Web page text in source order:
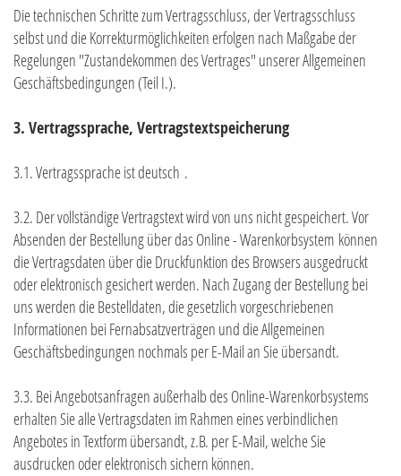
Die technischen Schritte zum Vertragsschluss, der Vertragsschluss
selbst und die Korrekturmöglichkeiten erfolgen nach Maßgabe der
Regelungen "Zustandekommen des Vertrages" unserer Allgemeinen
Geschäftsbedingungen (Teil I.).
3. Vertragssprache, Vertragstextspeicherung
3.1. Vertragssprache ist deutsch .
3.2. Der vollständige Vertragstext wird von uns nicht gespeichert. Vor
Absenden der Bestellungüber das Online - Warenkorbsystem können
die Vertragsdaten über die Druckfunktion des Browsers ausgedruckt
oder elektronisch gesichert werden. Nach Zugang der Bestellung bei
uns werden die Bestelldaten, die gesetzlich vorgeschriebenen
Informationen bei Fernabsatzverträgen und die Allgemeinen
Geschäftsbedingungen nochmals per E-Mail an Sie übersandt.
3.3. Bei Angebotsanfragen außerhalb des Online-Warenkorbsystems
erhalten Sie alle Vertragsdaten im Rahmen eines verbindlichen
Angebotes in Textform übersandt, z.B. per E-Mail, welche Sie
ausdrucken oder elektronisch sichern können.